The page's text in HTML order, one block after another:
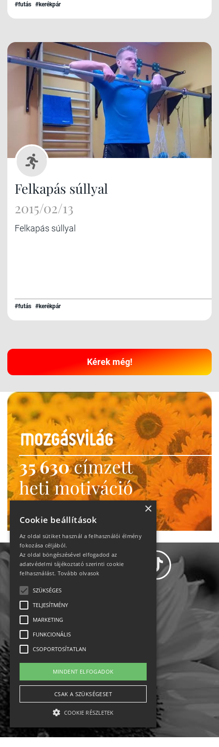
#futás #kerékpár
Felkapás súllyal
2015/02/13
Felkapás súllyal
#futás #kerékpár
Kérek még!
35 630címzett
heti motiváció
Ne maradj le!
Impresszum-kapcsolat
Jogi nyilatkozat
Rólunk
English
×
Cookie beállítások
Az oldal sütiket használ a felhasználói élmény
fokozása céljából.
Az oldal böngészésével elfogadod az
adatvédelmi tájékoztató szerinti cookie
felhasználást. Tovább olvasok
SZÜKSÉGES
TELJESÍTMÉNY
MARKETING
FUNKCIONÁLIS
CSOPORTOSÍTATLAN
MINDENT ELFOGADOK
CSAK A SZÜKSÉGESET
COOKIE RÉSZLETEK